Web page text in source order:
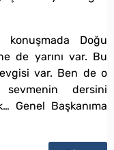
Doğu
de yarını var. Bu
var. Ben de o
dersini
Genel Başkanıma